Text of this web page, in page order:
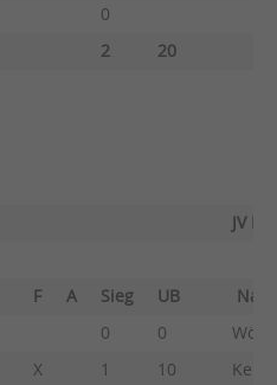
0
2
20
JV
F A Sieg UB
0 0
X 1 10